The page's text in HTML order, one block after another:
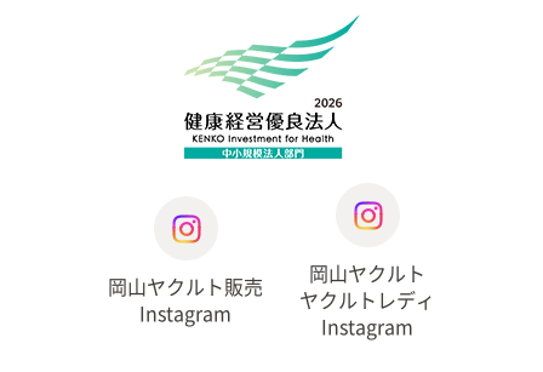
岡山ヤクルト販売
Instagram
岡山ヤクルト
ヤクルトレディ
Instagram